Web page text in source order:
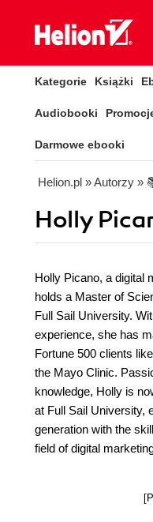
Kategorie Książki
Audiobooki
Darmowe ebooki
Helion.pl » Autorzy »
Holly
Holly Picano, a digital
holds a Master of
Full Sail University.
experience, she has
Fortune 500 clients
the Mayo Clinic.
knowledge, Holly is
at Full Sail University,
generation with the
field of digital